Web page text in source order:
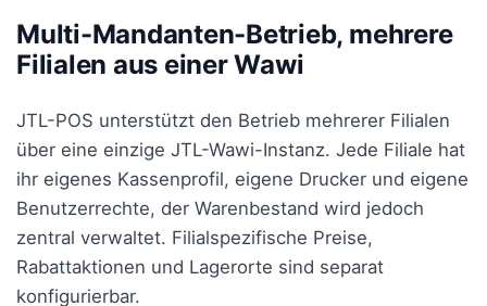
Multi-Mandanten-Betrieb, mehrere
Filialen aus einer Wawi
JTL-POS unterstützt den Betrieb mehrerer Filialen
über eine einzige JTL-Wawi-Instanz. Jede Filiale hat
ihr eigenes Kassenprofil, eigene Drucker und eigene
Benutzerrechte, der Warenbestand wird jedoch
zentral verwaltet. Filialspezifische Preise,
Rabattaktionen und Lagerorte sind separat
konfigurierbar.